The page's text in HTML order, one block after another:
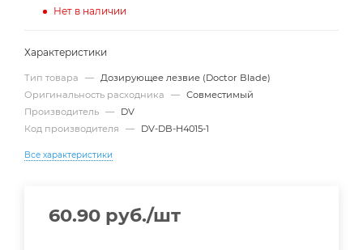
Нет в наличии
Характеристики
Тип товара — Дозирующее лезвие (Doctor Blade)
Оригинальность расходника
— Совместимый
Производитель —
DV
Код производителя
— DV-DB-H4015-1
Все характеристики
60.90 руб./шт